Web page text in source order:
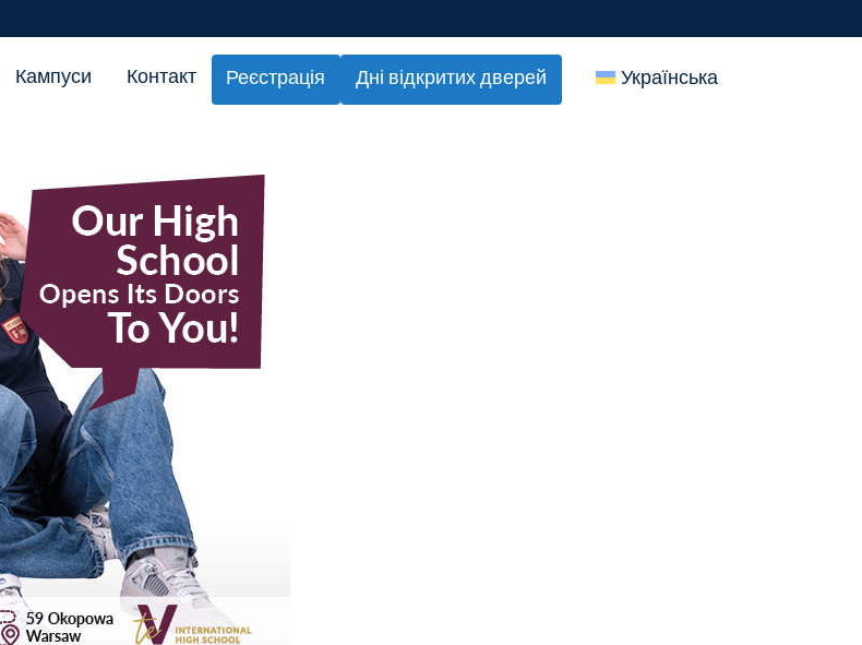
Кампуси Контакт Реєстрація Дні відкритих дверей Українська